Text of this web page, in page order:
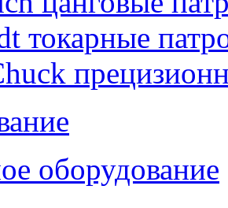
токарные
оборудование